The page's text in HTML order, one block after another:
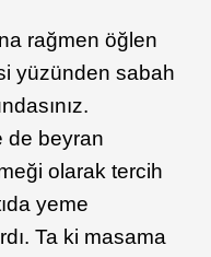
rağmen öğlen
yüzünden sabah
de beyran
olarak tercih
yeme
Ta ki masama